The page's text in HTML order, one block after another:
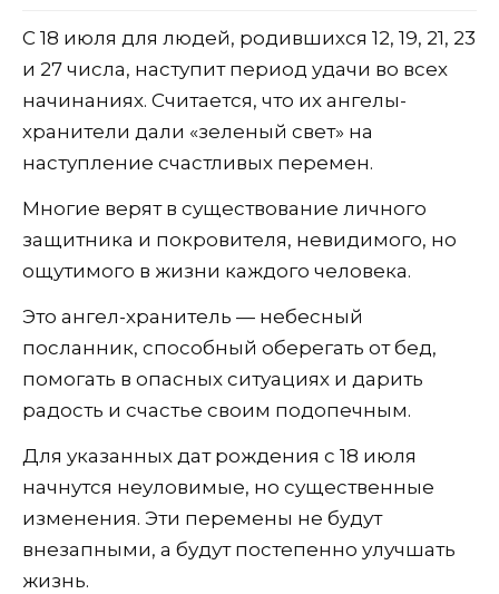
С 18 июля для людей, родившихся 12, 19, 21, 23
и 27 числа, наступит период удачи во всех
начинаниях. Считается, что их ангелы-
хранители дали «зеленый свет» на
наступление счастливых перемен.
Многие верят в существование личного
защитника и покровителя, невидимого, но
ощутимого в жизни каждого человека.
Это ангел-хранитель — небесный
посланник, способный оберегать от бед,
помогать в опасных ситуациях и дарить
радость и счастье своим подопечным.
Для указанных дат рождения с 18 июля
начнутся неуловимые, но существенные
изменения. Эти перемены не будут
внезапными, а будут постепенно улучшать
жизнь.